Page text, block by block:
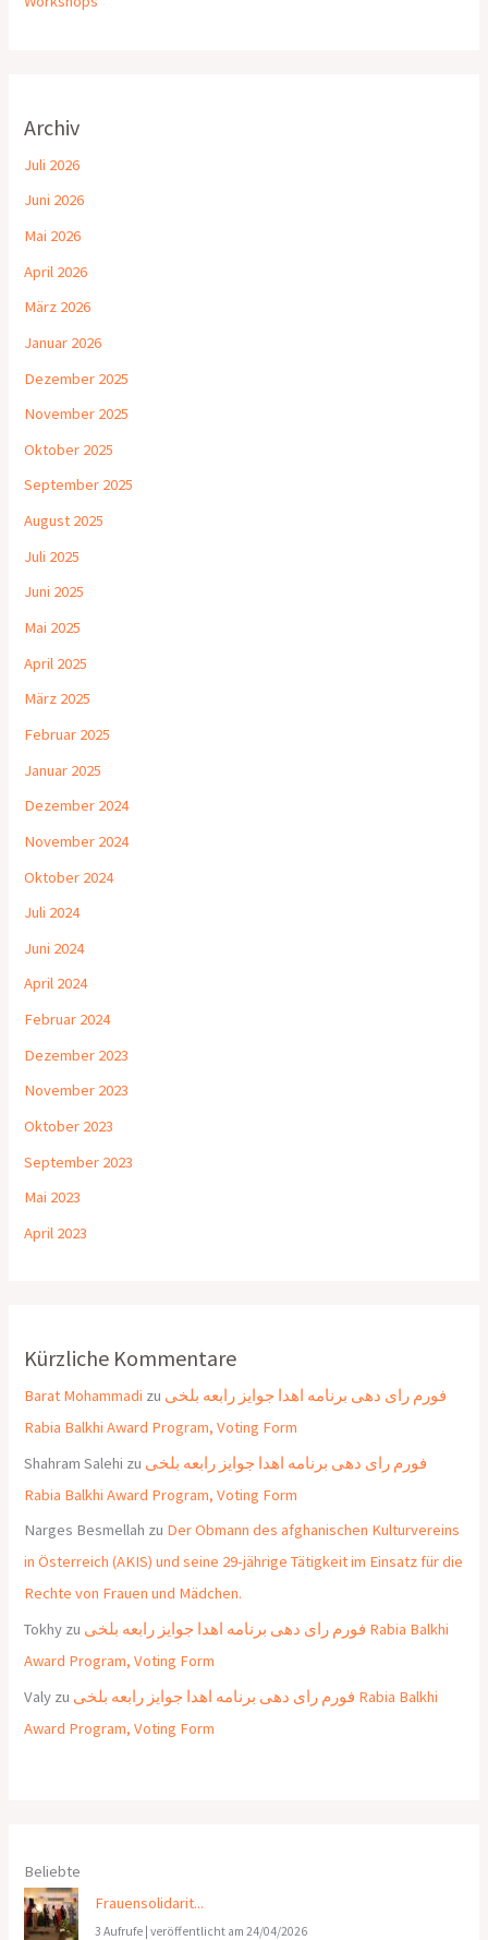
Archiv
Juli 2026
Juni 2026
Mai 2026
April 2026
März 2026
Januar 2026
Dezember 2025
November 2025
Oktober 2025
September 2025
August 2025
Juli 2025
Juni 2025
Mai 2025
April 2025
März 2025
Februar 2025
Januar 2025
Dezember 2024
November 2024
Oktober 2024
Juli 2024
Juni 2024
April 2024
Februar 2024
Dezember 2023
November 2023
Oktober 2023
September 2023
Mai 2023
April 2023
Kürzliche Kommentare
Barat Mohammadi zu فورم رای دهی برنامه اهدا جوایز رابعه بلخی
Rabia Balkhi Award Program, Voting Form
Shahram Salehi zu فورم رای دهی برنامه اهدا جوایز رابعه بلخی
Rabia Balkhi Award Program, Voting Form
Narges Besmellah zu Der Obmann des afghanischen Kulturvereins
in Österreich (AKIS) und seine 29-jährige Tätigkeit im Einsatz für die
Rechte von Frauen und Mädchen.
Tokhy zu فورم رای دهی برنامه اهدا جوایز رابعه بلخی Rabia Balkhi
Award Program, Voting Form
Valy zu فورم رای دهی برنامه اهدا جوایز رابعه بلخی Rabia Balkhi
Award Program, Voting Form
Beliebte
Frauensolidarit...
3 Aufrufe |veröffentlicht am 24/04/2026